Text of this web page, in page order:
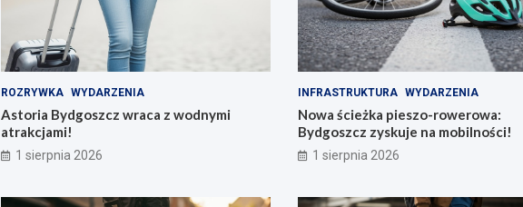
ROZRYWKA WYDARZENIA
Astoria Bydgoszcz wraca z wodnymi
atrakcjami!
1 sierpnia 2026
INFRASTRUKTURA WYDARZENIA
Nowa ścieżka pieszo-rowerowa:
Bydgoszcz zyskuje na mobilności!
1 sierpnia 2026